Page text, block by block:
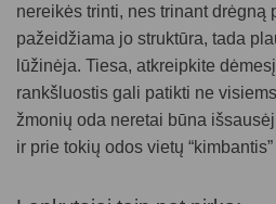
nereikės trinti, nes trinant drėgną
pažeidžiama jo struktūra, tada
lūžinėja. Tiesa, atkreipkite
rankšluostis gali patikti ne
žmonių oda neretai būna
ir prie tokių odos vietų